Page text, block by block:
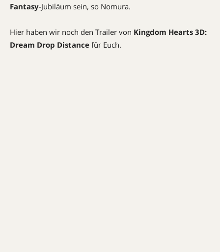
Fantasy-Jubiläum sein, so Nomura.
Hier haben wir noch den Trailer von Kingdom Hearts 3D:
Dream Drop Distance für Euch.